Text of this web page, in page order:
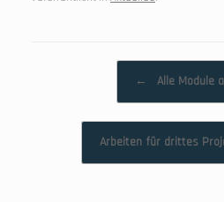
← Alle Module
Arbeiten für drittes